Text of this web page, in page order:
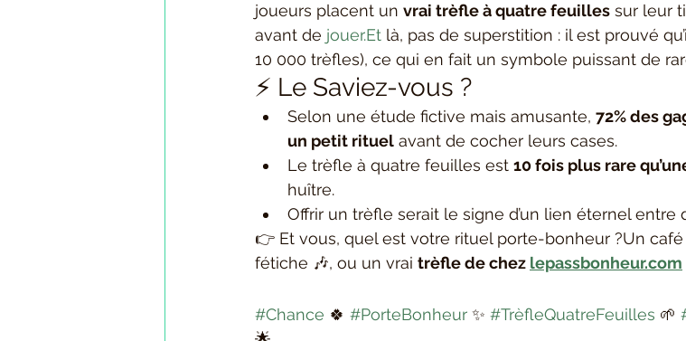
joueurs placent un vrai trèfle à quatre feuilles sur leur
avant de jouer.Et là, pas de superstition : il est prouvé
10 000 trèfles), ce qui en fait un symbole puissant de
⚡ Le Saviez-vous ?
Selon une étude fictive mais amusante, 72% des
un petit rituel avant de cocher leurs cases.
Le trèfle à quatre feuilles est 10 fois plus rare
huître.
Offrir un trèfle serait le signe d’un lien éternel entre
👉 Et vous, quel est votre rituel porte-bonheur ?Un
fétiche 🎶, ou un vrai trèfle de chez lepassbonheur.com
#Chance 🍀 #PorteBonheur ✨ #TrèfleQuatreFeuilles 🌱